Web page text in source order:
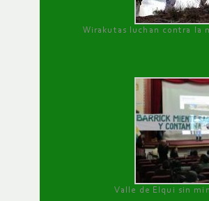
Wirakutas luchan contra la
Valle de Elqui sin